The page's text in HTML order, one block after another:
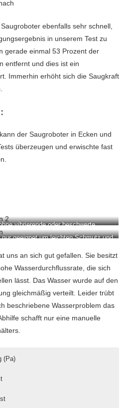
ebenfalls sehr schnell,
in unserem Test zu
gerade einmal 53 Prozent der
entfernt und dies ist ein
Immerhin erhöht sich die Saugkraft
der Saugroboter in Ecken und
überzeugen und erwischte fast
vibrierende oder beschwerte
geeignet um leichten Schmutz und
uns an sich gut gefallen. Sie besitzt
Wasserdurchflussrate, die sich
lässt. Das Wasser wurde auf den
gleichmäßig verteilt. Leider trübt
beschriebene Wasserproblem das
schafft nur eine manuelle
(Pa)